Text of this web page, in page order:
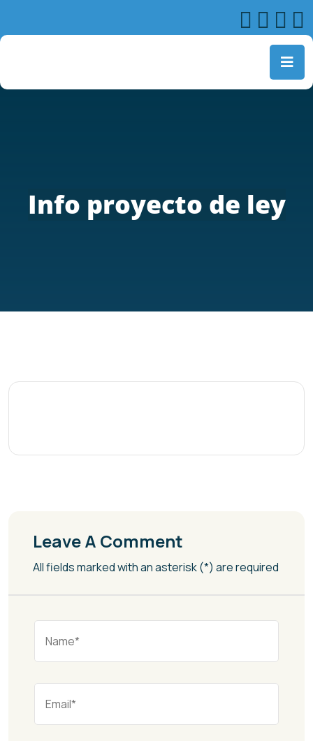
Info proyecto de ley
Leave A Comment
All fields marked with an asterisk (*) are required